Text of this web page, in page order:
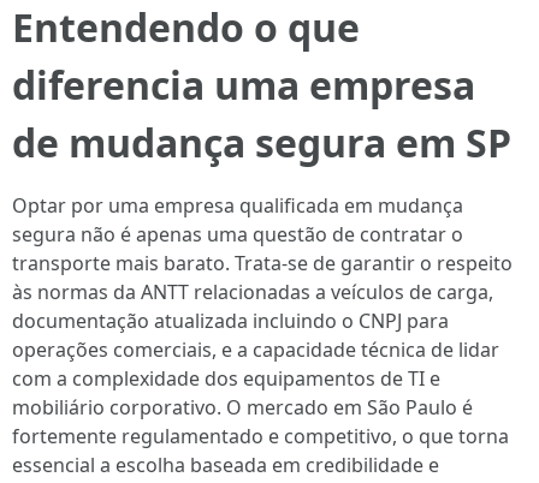
Entendendo o que
diferencia uma empresa
de mudança segura em SP
Optar por uma empresa qualificada em mudança
segura não é apenas uma questão de contratar o
transporte mais barato. Trata-se de garantir o respeito
às normas da ANTT relacionadas a veículos de carga,
documentação atualizada incluindo o CNPJ para
operações comerciais, e a capacidade técnica de lidar
com a complexidade dos equipamentos de TI e
mobiliário corporativo. O mercado em São Paulo é
fortemente regulamentado e competitivo, o que torna
essencial a escolha baseada em credibilidade e